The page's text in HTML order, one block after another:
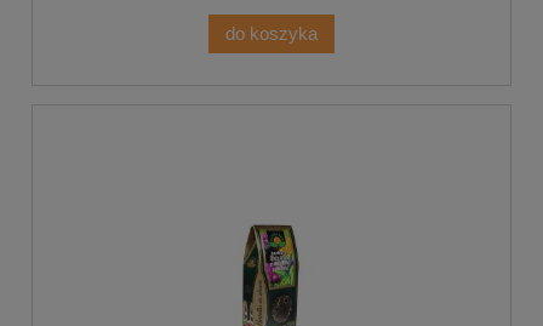
do koszyka